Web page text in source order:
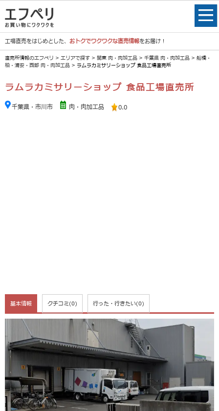
工場直売をはじめとした、 おトクでワクワクな直売情報をお届け！
直売所情報のエフペリ > エリアで探す > 関東 肉・肉加工品 > 千葉県 肉・肉加工品 > 船橋・
柏・浦安・西部 肉・肉加工品 > ラムラカミサリーショップ 食品工場直売所
ラムラカミサリーショップ 食品工場直売所
千葉県・市川市 肉・肉加工品 0.0
基本情報 クチコミ(0) 行った・行きたい(0)